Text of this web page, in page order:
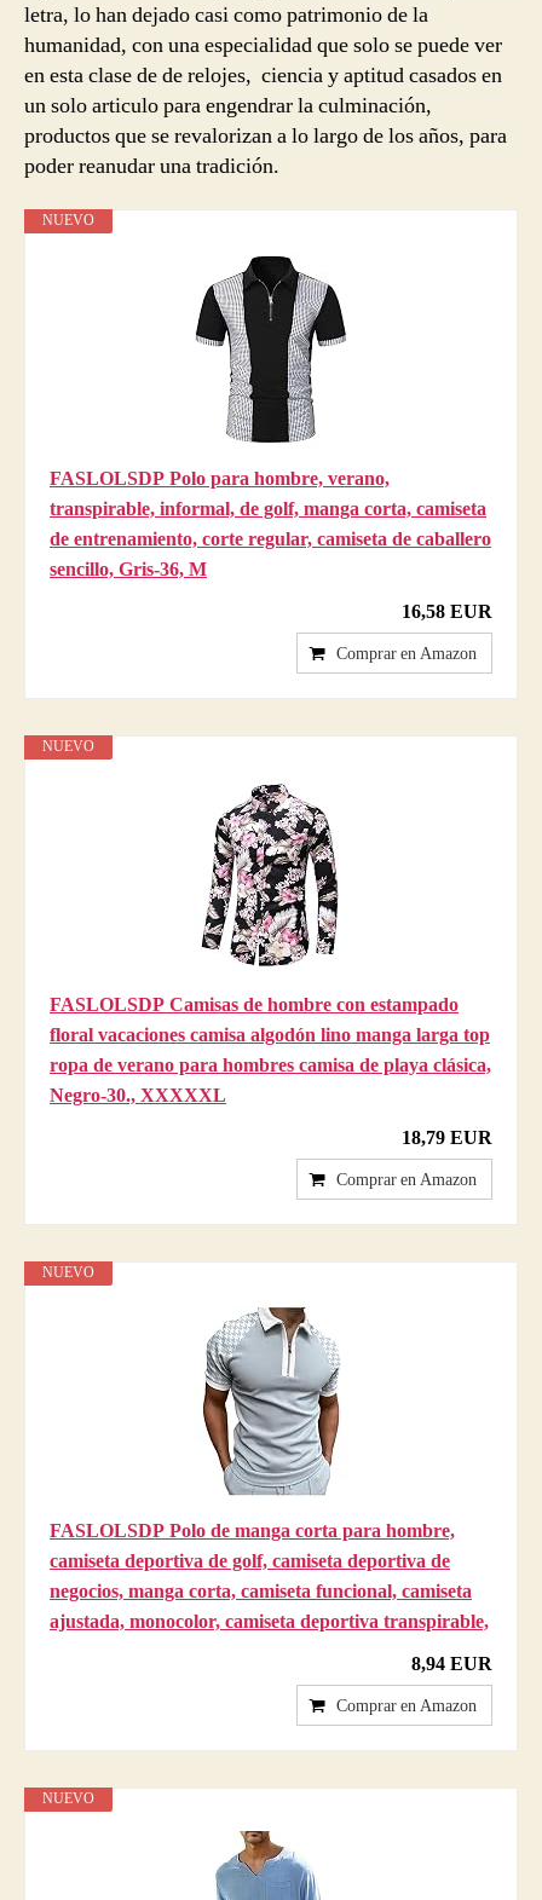
letra, lo han dejado casi como patrimonio de la
humanidad, con una especialidad que solo se puede ver
en esta clase de de relojes, ciencia y aptitud casados en
un solo articulo para engendrar la culminación,
productos que se revalorizan a lo largo de los años, para
poder reanudar una tradición.
NUEVO
FASLOLSDP Polo para hombre, verano,
transpirable, informal, de golf, manga corta, camiseta
de entrenamiento, corte regular, camiseta de caballero
sencillo, Gris-36, M
16,58 EUR
Comprar en Amazon
NUEVO
FASLOLSDP Camisas de hombre con estampado
floral vacaciones camisa algodón lino manga larga top
ropa de verano para hombres camisa de playa clásica,
Negro-30., XXXXXL
18,79 EUR
Comprar en Amazon
NUEVO
FASLOLSDP Polo de manga corta para hombre,
camiseta deportiva de golf, camiseta deportiva de
negocios, manga corta, camiseta funcional, camiseta
ajustada, monocolor, camiseta deportiva transpirable,
8,94 EUR
Comprar en Amazon
NUEVO